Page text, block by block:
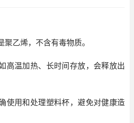
聚乙烯，不含有毒物质。
高温加热、长时间存放，会释放出
使用和处理塑料杯，避免对健康造